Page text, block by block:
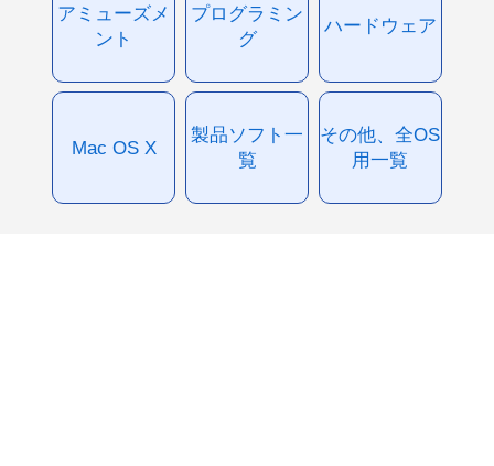
アミューズメ
ント
プログラミン
グ
ハードウェア
Mac OS X
製品ソフト一
覧
その他、全OS
用一覧